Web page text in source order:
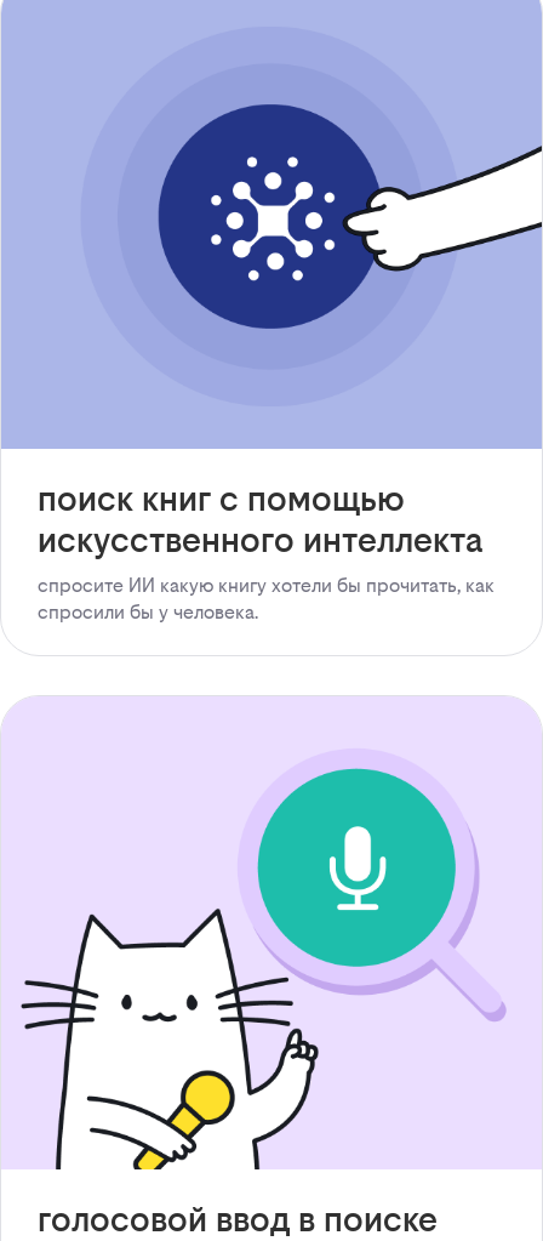
поиск книг с помощью
искусственного интеллекта
спросите ИИ какую книгу хотели бы прочитать, как
спросили бы у человека.
голосовой ввод в поиске